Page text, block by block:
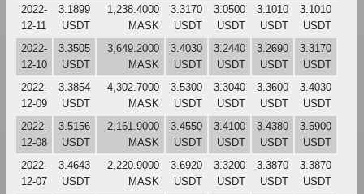
2022-
12-11
3.1899
USDT
1,238.4000
MASK
3.3170
USDT
3.0500
USDT
3.1010
USDT
3.1010
USDT
2022-
12-10
3.3505
USDT
3,649.2000
MASK
3.4030
USDT
3.2440
USDT
3.2690
USDT
3.3170
USDT
2022-
12-09
3.3854
USDT
4,302.7000
MASK
3.5300
USDT
3.3040
USDT
3.3600
USDT
3.4030
USDT
2022-
12-08
3.5156
USDT
2,161.9000
MASK
3.4550
USDT
3.4100
USDT
3.4380
USDT
3.5900
USDT
2022-
12-07
3.4643
USDT
2,220.9000
MASK
3.6920
USDT
3.3200
USDT
3.3870
USDT
3.3870
USDT